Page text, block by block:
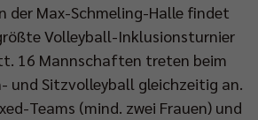
der Max-Schmeling-Halle findet
Volleyball-Inklusionsturnier
16 Mannschaften treten beim
und Sitzvolleyball gleichzeitig an.
Teams (mind. zwei Frauen) und